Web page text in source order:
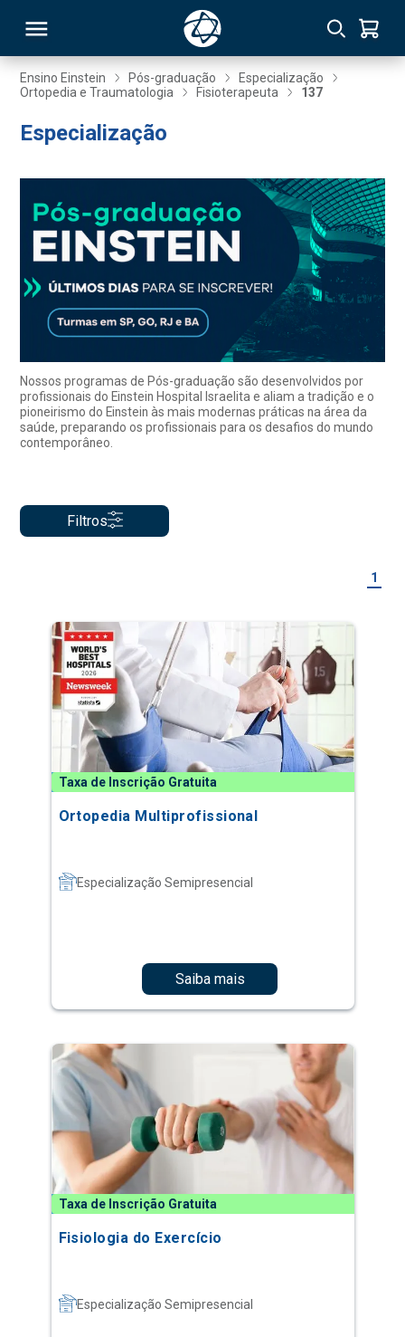
Ensino Einstein Pós-graduação
Especialização
Ortopedia e Traumatologia
Fisioterapeuta 137
Especialização
Nossos programas de Pós-graduação são desenvolvidos por
profissionais do Einstein Hospital Israelita e aliam a tradição e o
pioneirismo do Einstein às mais modernas práticas na área da
saúde, preparando os profissionais para os desafios do mundo
contemporâneo.
Filtros
1
Taxa de Inscrição Gratuita
Ortopedia Multiprofissional
Especialização Semipresencial
Saiba mais
Taxa de Inscrição Gratuita
Fisiologia do Exercício
Especialização Semipresencial